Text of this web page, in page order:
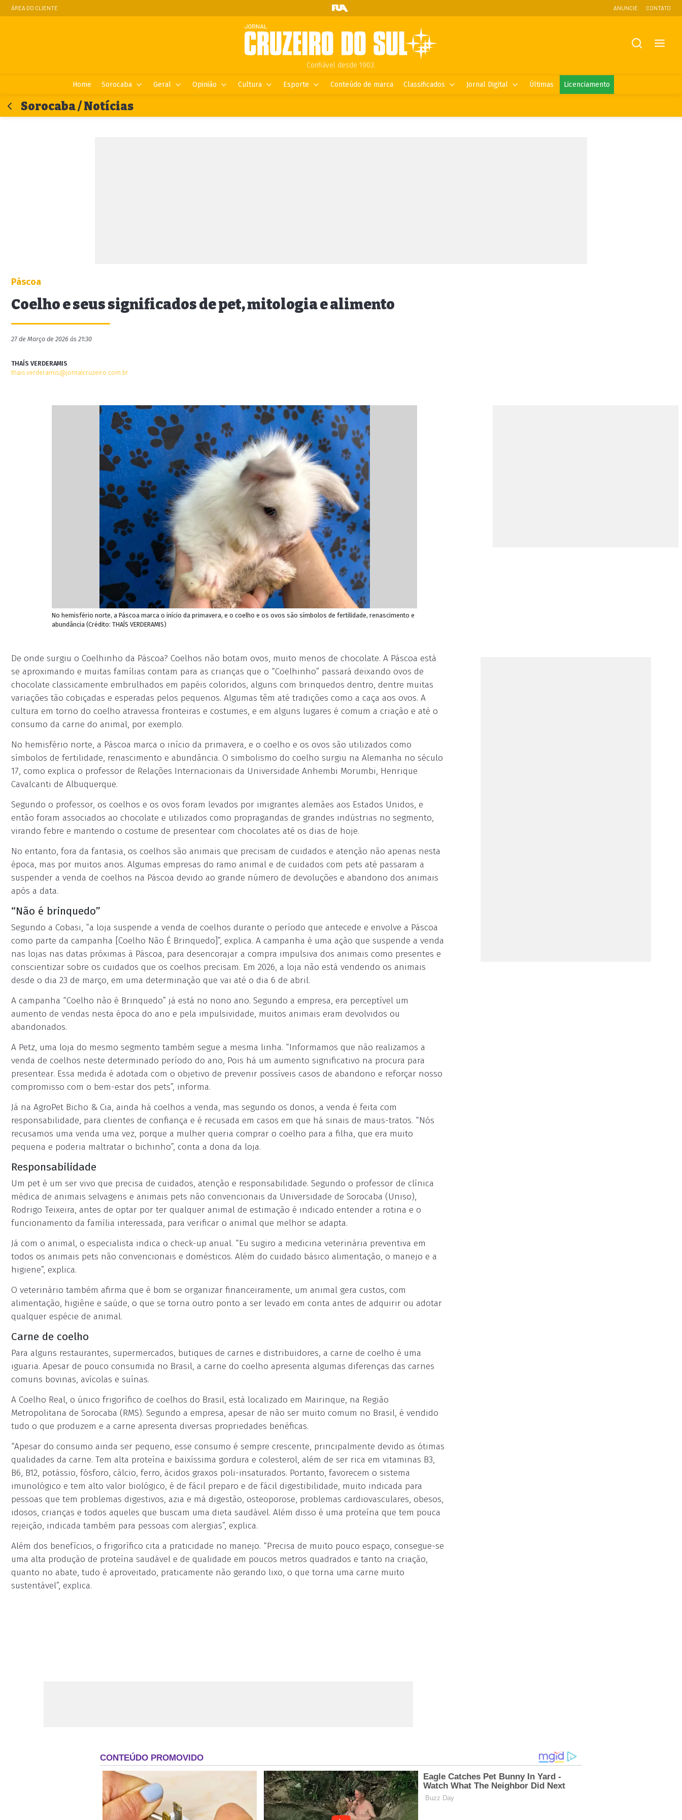
ÁREA DO CLIENTE ANUNCIE CONTATO
Confiável desde 1903.
Home Sorocaba Geral Opinião Cultura Esporte Conteúdo de marca Classificados Jornal Digital Últimas Licenciamento
Sorocaba / Notícias
Páscoa
Coelho e seus significados de pet, mitologia e alimento
27 de Março de 2026 às 21:30
THAÍS VERDERAMIS
thais.verderamis@jornalcruzeiro.com.br
No hemisfério norte, a Páscoa marca o início da primavera, e o coelho e os ovos são símbolos de fertilidade, renascimento e
abundância (Crédito: THAÍS VERDERAMIS)
De onde surgiu o Coelhinho da Páscoa? Coelhos não botam ovos, muito menos de chocolate. A Páscoa está
se aproximando e muitas famílias contam para as crianças que o “Coelhinho” passará deixando ovos de
chocolate classicamente embrulhados em papéis coloridos, alguns com brinquedos dentro, dentre muitas
variações tão cobiçadas e esperadas pelos pequenos. Algumas têm até tradições como a caça aos ovos. A
cultura em torno do coelho atravessa fronteiras e costumes, e em alguns lugares é comum a criação e até o
consumo da carne do animal, por exemplo.
No hemisfério norte, a Páscoa marca o início da primavera, e o coelho e os ovos são utilizados como
símbolos de fertilidade, renascimento e abundância. O simbolismo do coelho surgiu na Alemanha no século
17, como explica o professor de Relações Internacionais da Universidade Anhembi Morumbi, Henrique
Cavalcanti de Albuquerque.
Segundo o professor, os coelhos e os ovos foram levados por imigrantes alemães aos Estados Unidos, e
então foram associados ao chocolate e utilizados como propragandas de grandes indústrias no segmento,
virando febre e mantendo o costume de presentear com chocolates até os dias de hoje.
No entanto, fora da fantasia, os coelhos são animais que precisam de cuidados e atenção não apenas nesta
época, mas por muitos anos. Algumas empresas do ramo animal e de cuidados com pets até passaram a
suspender a venda de coelhos na Páscoa devido ao grande número de devoluções e abandono dos animais
após a data.
“Não é brinquedo”
Segundo a Cobasi, “a loja suspende a venda de coelhos durante o período que antecede e envolve a Páscoa
como parte da campanha [Coelho Não É Brinquedo]”, explica. A campanha é uma ação que suspende a venda
nas lojas nas datas próximas à Páscoa, para desencorajar a compra impulsiva dos animais como presentes e
conscientizar sobre os cuidados que os coelhos precisam. Em 2026, a loja não está vendendo os animais
desde o dia 23 de março, em uma determinação que vai até o dia 6 de abril.
A campanha “Coelho não é Brinquedo” já está no nono ano. Segundo a empresa, era perceptível um
aumento de vendas nesta época do ano e pela impulsividade, muitos animais eram devolvidos ou
abandonados.
A Petz, uma loja do mesmo segmento também segue a mesma linha. “Informamos que não realizamos a
venda de coelhos neste determinado período do ano, Pois há um aumento significativo na procura para
presentear. Essa medida é adotada com o objetivo de prevenir possíveis casos de abandono e reforçar nosso
compromisso com o bem-estar dos pets”, informa.
Já na AgroPet Bicho & Cia, ainda há coelhos a venda, mas segundo os donos, a venda é feita com
responsabilidade, para clientes de confiança e é recusada em casos em que há sinais de maus-tratos. “Nós
recusamos uma venda uma vez, porque a mulher queria comprar o coelho para a filha, que era muito
pequena e poderia maltratar o bichinho”, conta a dona da loja.
Responsabilidade
Um pet é um ser vivo que precisa de cuidados, atenção e responsabilidade. Segundo o professor de clínica
médica de animais selvagens e animais pets não convencionais da Universidade de Sorocaba (Uniso),
Rodrigo Teixeira, antes de optar por ter qualquer animal de estimação é indicado entender a rotina e o
funcionamento da família interessada, para verificar o animal que melhor se adapta.
Já com o animal, o especialista indica o check-up anual. “Eu sugiro a medicina veterinária preventiva em
todos os animais pets não convencionais e domésticos. Além do cuidado básico alimentação, o manejo e a
higiene”, explica.
O veterinário também afirma que é bom se organizar financeiramente, um animal gera custos, com
alimentação, higiêne e saúde, o que se torna outro ponto a ser levado em conta antes de adquirir ou adotar
qualquer espécie de animal.
Carne de coelho
Para alguns restaurantes, supermercados, butiques de carnes e distribuidores, a carne de coelho é uma
iguaria. Apesar de pouco consumida no Brasil, a carne do coelho apresenta algumas diferenças das carnes
comuns bovinas, avícolas e suínas.
A Coelho Real, o único frigorífico de coelhos do Brasil, está localizado em Mairinque, na Região
Metropolitana de Sorocaba (RMS). Segundo a empresa, apesar de não ser muito comum no Brasil, é vendido
tudo o que produzem e a carne apresenta diversas propriedades benéficas.
“Apesar do consumo ainda ser pequeno, esse consumo é sempre crescente, principalmente devido as ótimas
qualidades da carne. Tem alta proteína e baixíssima gordura e colesterol, além de ser rica em vitaminas B3,
B6, B12, potássio, fósforo, cálcio, ferro, ácidos graxos poli-insaturados. Portanto, favorecem o sistema
imunológico e tem alto valor biológico, é de fácil preparo e de fácil digestibilidade, muito indicada para
pessoas que tem problemas digestivos, azia e má digestão, osteoporose, problemas cardiovasculares, obesos,
idosos, crianças e todos aqueles que buscam uma dieta saudável. Além disso é uma proteína que tem pouca
rejeição, indicada também para pessoas com alergias”, explica.
Além dos benefícios, o frigorífico cita a praticidade no manejo. “Precisa de muito pouco espaço, consegue-se
uma alta produção de proteína saudável e de qualidade em poucos metros quadrados e tanto na criação,
quanto no abate, tudo é aproveitado, praticamente não gerando lixo, o que torna uma carne muito
sustentável”, explica.